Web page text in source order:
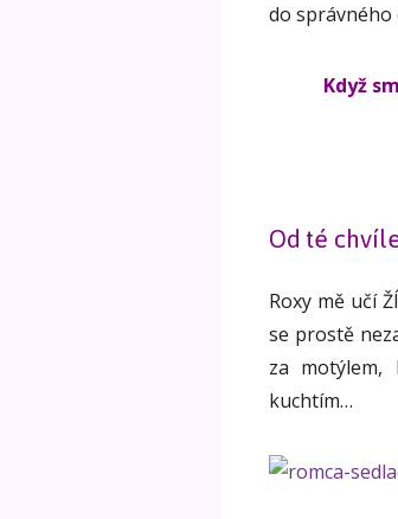
do správného
Když
Od té
Roxy mě učí
se prostě
za motýlem,
kuchtím…